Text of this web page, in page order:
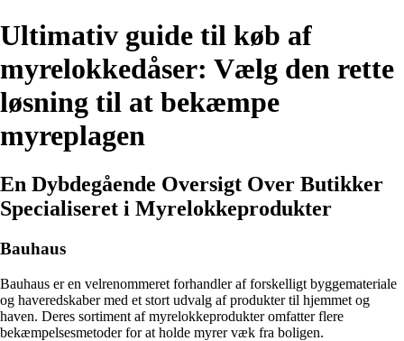
Ultimativ guide til køb af
myrelokkedåser: Vælg den rette
løsning til at bekæmpe
myreplagen
En Dybdegående Oversigt Over Butikker
Specialiseret i Myrelokkeprodukter
Bauhaus
Bauhaus er en velrenommeret forhandler af forskelligt byggemateriale
og haveredskaber med et stort udvalg af produkter til hjemmet og
haven. Deres sortiment af myrelokkeprodukter omfatter flere
bekæmpelsesmetoder for at holde myrer væk fra boligen.